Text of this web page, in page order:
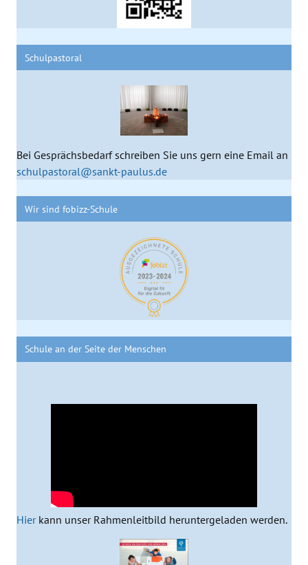
Schulpastoral
Bei Gesprächsbedarf schreiben Sie uns gern eine Email an
schulpastoral@sankt-paulus.de
Wir sind fobizz-Schule
Schule an der Seite der Menschen
Hierkann unser Rahmenleitbild heruntergeladen werden.